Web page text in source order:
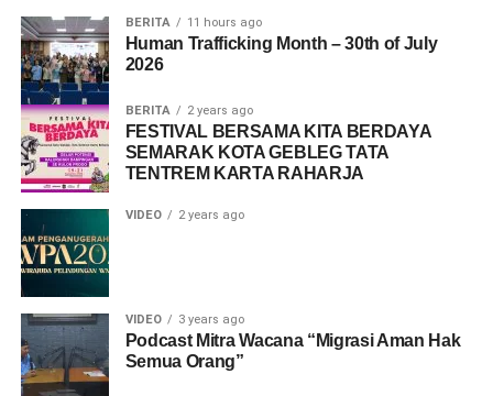
BERITA 11 hours ago
Human Trafficking Month – 30th of July
2026
BERITA 2 years ago
FESTIVAL BERSAMA KITA BERDAYA
SEMARAK KOTA GEBLEG TATA
TENTREM KARTA RAHARJA
VIDEO 2 years ago
VIDEO 3 years ago
Podcast Mitra Wacana “Migrasi Aman Hak
Semua Orang”